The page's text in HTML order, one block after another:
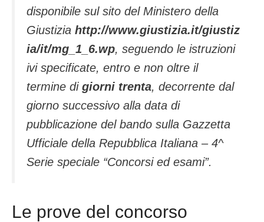
disponibile sul sito del Ministero della
Giustizia http://www.giustizia.it/giustiz
ia/it/mg_1_6.wp, seguendo le istruzioni
ivi specificate, entro e non oltre il
termine di giorni trenta, decorrente dal
giorno successivo alla data di
pubblicazione del bando sulla Gazzetta
Ufficiale della Repubblica Italiana – 4^
Serie speciale “Concorsi ed esami”.
Le prove del concorso